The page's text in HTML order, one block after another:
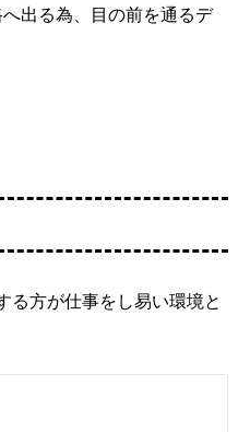
出る為、目の前を通るデ
る方が仕事をし易い環境と